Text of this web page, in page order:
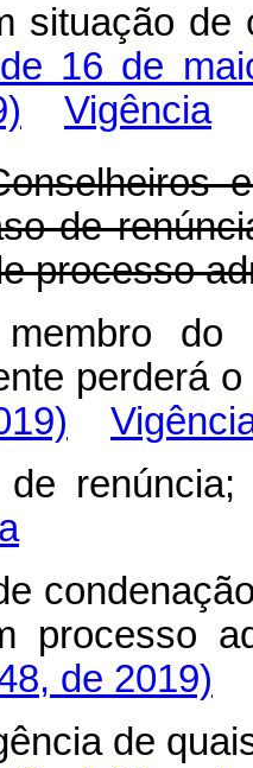
situação de
16 de
Vigência
de
processo
do
perderá
de
processo
de 2019)
de